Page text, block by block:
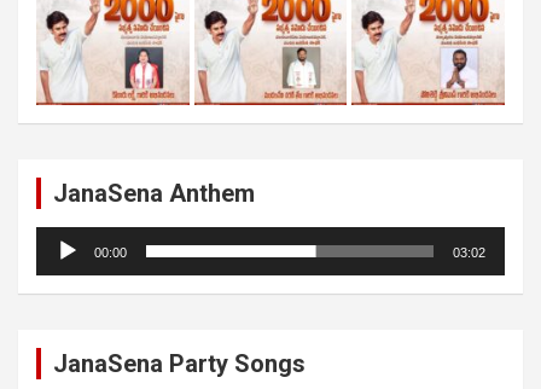
JanaSena Anthem
Audio
Player
00:00 03:02
JanaSena Party Songs